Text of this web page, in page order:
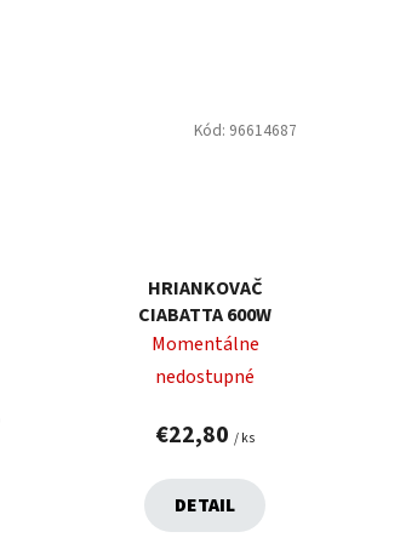
HRIANKOVAČ
CIABATTA 600W
Momentálne
nedostupné
€22,80 / ks
DETAIL
Kód: 96614687